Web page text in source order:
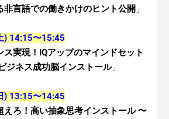
非言語での働きかけのヒント公開 」
) 14:15〜15:45
実現！ IQアップのマインドセット
ジネス成功脳インストール」
) 13:15〜14:45
えろ！高い抽象思考インストール 〜